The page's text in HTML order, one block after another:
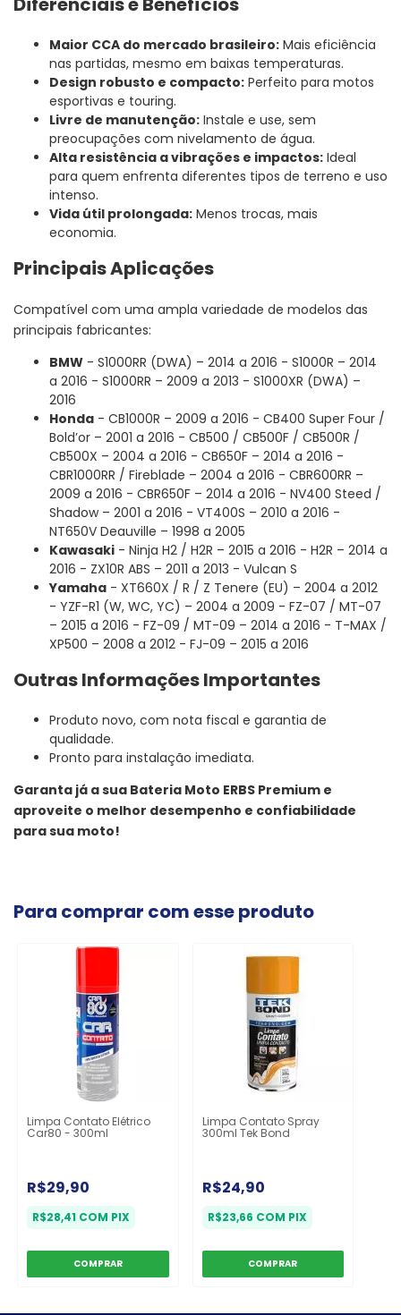
Maior CCA do mercado brasileiro: Mais eficiência
nas partidas, mesmo em baixas temperaturas.
Design robusto e compacto: Perfeito para motos
esportivas e touring.
Livre de manutenção: Instale e use, sem
preocupações com nivelamento de água.
Alta resistência a vibrações e impactos: Ideal
para quem enfrenta diferentes tipos de terreno e uso
intenso.
Vida útil prolongada: Menos trocas, mais
economia.
Principais Aplicações
Compatível com uma ampla variedade de modelos das
principais fabricantes:
BMW - S1000RR (DWA) – 2014 a 2016 - S1000R – 2014
a 2016 - S1000RR – 2009 a 2013 - S1000XR (DWA) –
2016
Honda - CB1000R – 2009 a 2016 - CB400 Super Four /
Bold’or – 2001 a 2016 - CB500 / CB500F / CB500R /
CB500X – 2004 a 2016 - CB650F – 2014 a 2016 -
CBR1000RR / Fireblade – 2004 a 2016 - CBR600RR –
2009 a 2016 - CBR650F – 2014 a 2016 - NV400 Steed /
Shadow – 2001 a 2016 - VT400S – 2010 a 2016 -
NT650V Deauville – 1998 a 2005
Kawasaki - Ninja H2 / H2R – 2015 a 2016 - H2R – 2014 a
2016 - ZX10R ABS – 2011 a 2013 - Vulcan S
Yamaha - XT660X / R / Z Tenere (EU) – 2004 a 2012
- YZF-R1 (W, WC, YC) – 2004 a 2009 - FZ-07 / MT-07
– 2015 a 2016 - FZ-09 / MT-09 – 2014 a 2016 - T-MAX /
XP500 – 2008 a 2012 - FJ-09 – 2015 a 2016
Outras Informações Importantes
Produto novo, com nota fiscal e garantia de
qualidade.
Pronto para instalação imediata.
Garanta já a sua Bateria Moto ERBS Premium e
aproveite o melhor desempenho e confiabilidade
para sua moto!
Para comprar com esse produto
Limpa Contato Elétrico
Car80 - 300ml
R$29,90
R$28,41 COM PIX
Limpa Contato Spray
300ml Tek Bond
R$24,90
R$23,66 COM PIX